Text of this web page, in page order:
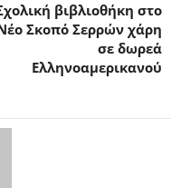
βιβλιοθήκη στο
Σκοπό Σερρών χάρη
σε δωρεά
Ελληνοαμερικανού